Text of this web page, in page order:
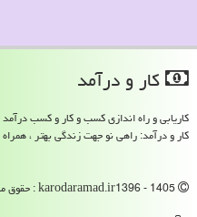
كار و درآمد
کاریابی و راه اندازی کسب و کار و کسب درآمد
کار و درآمد: راهی نو جهت زندگی بهتر ،